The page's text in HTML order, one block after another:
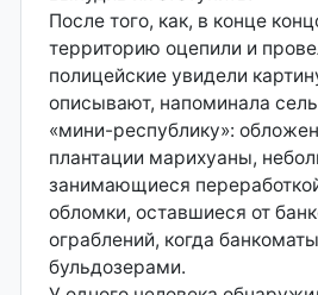
После того, как, в конце
территорию оцепили и
полицейские увидели
описывают, напоминала
«мини-республику»:
плантации марихуаны,
занимающиеся
обломки, оставшиеся от
ограблений, когда
бульдозерами.